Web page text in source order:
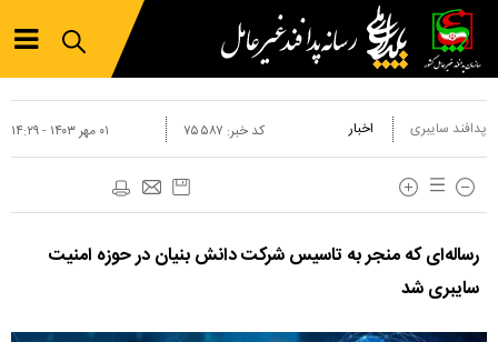
پدافند سایبری اخبار ۰۱ مهر ۱۴۰۳ - ۱۴:۲۹ کد خبر: ۷۵۵۸۷
رساله‌ای که منجر به تاسیس شرکت دانش بنیان در حوزه امنیت
سایبری شد